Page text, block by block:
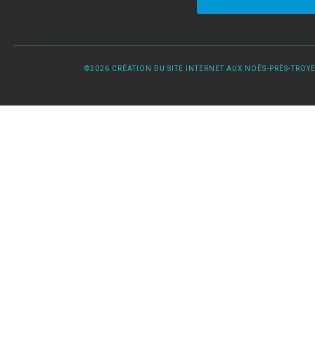
©2026 CRÉATION DU SITE INTERNET AUX NOËS-PRÈS-